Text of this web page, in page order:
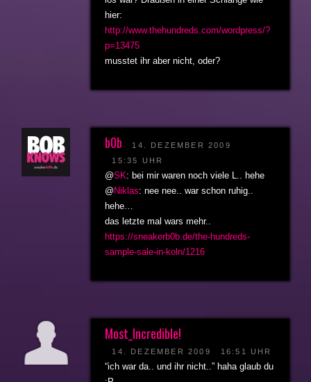
hier:
http://www.thehundreds.com/wordpress/?
p=13475
musstet ihr aber nicht, oder?
b0b
14. DEZEMBER 2009
15:35 UHR
@SK: bei mir waren noch viele L.. hehe
@ Niklas: nee nee.. war schon ruhig..
hehe…
das letzte mal wars mehr..
https://sneakerb0b.de/the-hundreds-
sample-sale-in-koln/1216
Most_Incredible!
14. DEZEMBER 2009 16:51 UHR
“ich war da.. und ihr nicht..” haha glaub du